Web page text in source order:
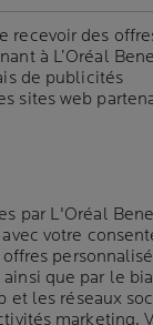
recevoir des
à L’Oréal
de publicités
sites web
par L'Oréal
votre
que par le
et les réseaux
marketing.
recevoir des
à L’Oréal
de publicités
sites web
par L'Oréal
votre
que par le
et les réseaux
marketing.